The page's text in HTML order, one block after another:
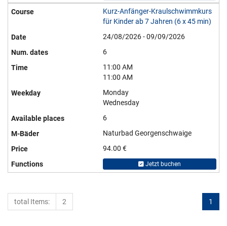
Kurz-Anfänger-Kraulschwimmkurs
für Kinder ab 7 Jahren (6 x 45 min)
24/08/2026 - 09/09/2026
6
11:00 AM
11:00 AM
Monday
Wednesday
6
Naturbad Georgenschwaige
94.00 €
Jetzt buchen
1
total Items: 2